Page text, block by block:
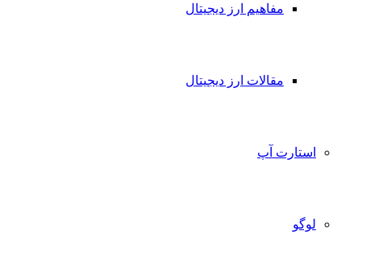
مفاهیم ارز دیجیتال
مقالات ارز دیجیتال
استارت آپ
لوگو